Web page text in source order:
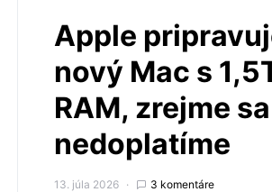
Apple
nový Mac s
RAM, zrejme sa
nedoplatíme
13. júla 2026 3 komentáre